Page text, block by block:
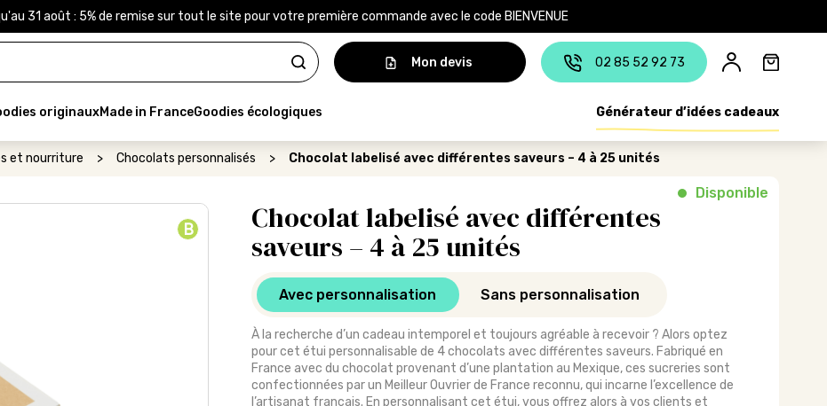
31 août : 5% de remise sur tout le site pour votre première commande avec le code BIENVENUE
Mon devis
02 85 52 92 73
originauxMade in FranceGoodies écologiques Générateur d’idées cadeaux
et nourriture > Chocolats personnalisés > Chocolat labelisé avec différentes saveurs – 4 à 25 unités
B
Chocolat labelisé avec différentes
saveurs – 4 à 25 unités
Disponible
Avec personnalisation Sans personnalisation
À la recherche d’un cadeau intemporel et toujours agréable à recevoir ? Alors optez
pour cet étui personnalisable de 4 chocolats avec différentes saveurs. Fabriqué en
France avec du chocolat provenant d’une plantation au Mexique, ces sucreries sont
confectionnées par un Meilleur Ouvrier de France reconnu, qui incarne l’excellence de
l’artisanat français. En personnalisant cet étui, vous offrez alors à vos clients et